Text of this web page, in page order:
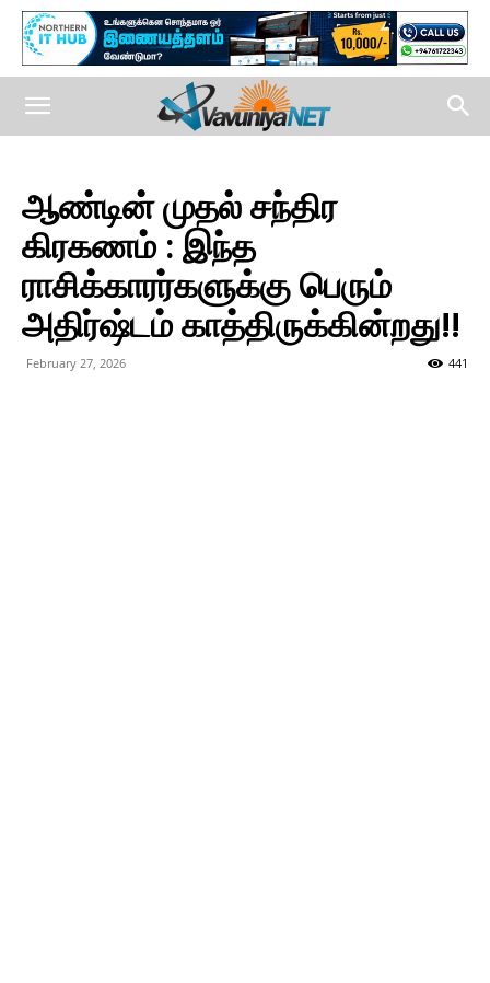
ஆண்டின் முதல் சந்திர
கிரகணம் : இந்த
ராசிக்காரர்களுக்கு பெரும்
அதிர்ஷ்டம் காத்திருக்கின்றது!!
February 27, 2026 441